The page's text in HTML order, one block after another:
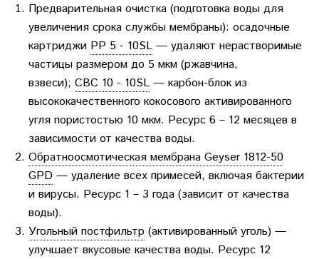
Предварительная очистка (подготовка воды для
увеличения срока службы мембраны): осадочные
картриджи РР 5 - 10SL — удаляют нерастворимые
частицы размером до 5 мкм (ржавчина,
взвеси); CBC 10 - 10SL — карбон-блок из
высококачественного кокосового активированного
угля пористостью 10 мкм. Ресурс 6 – 12 месяцев в
зависимости от качества воды.
Обратноосмотическая мембрана Geyser 1812-50
GPD — удаление всех примесей, включая бактерии
и вирусы. Ресурс 1 – 3 года (зависит от качества
воды).
Угольный постфильтр (активированный уголь) —
улучшает вкусовые качества воды. Ресурс 12